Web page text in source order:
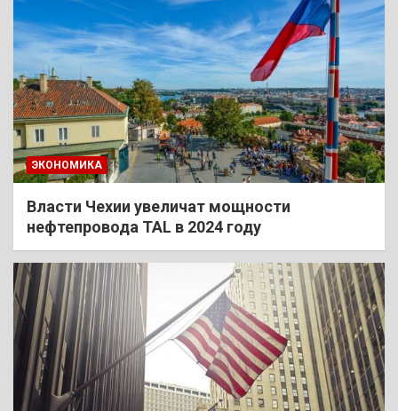
ЭКОНОМИКА
Власти Чехии увеличат мощности
нефтепровода TAL в 2024 году